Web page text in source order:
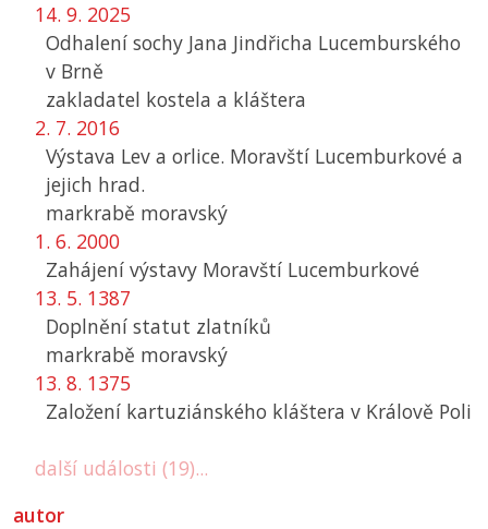
14. 9. 2025
Odhalení sochy Jana Jindřicha Lucemburského
v Brně
zakladatel kostela a kláštera
2. 7. 2016
Výstava Lev a orlice. Moravští Lucemburkové a
jejich hrad.
markrabě moravský
1. 6. 2000
Zahájení výstavy Moravští Lucemburkové
13. 5. 1387
Doplnění statut zlatníků
markrabě moravský
13. 8. 1375
Založení kartuziánského kláštera v Králově Poli
další události (19)...
autor